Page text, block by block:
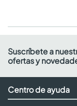
Suscríbete a
ofertas y
Centro de ayuda